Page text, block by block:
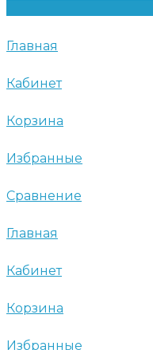
Главная
Кабинет
Корзина
Избранные
Сравнение
Главная
Кабинет
Корзина
Избранные